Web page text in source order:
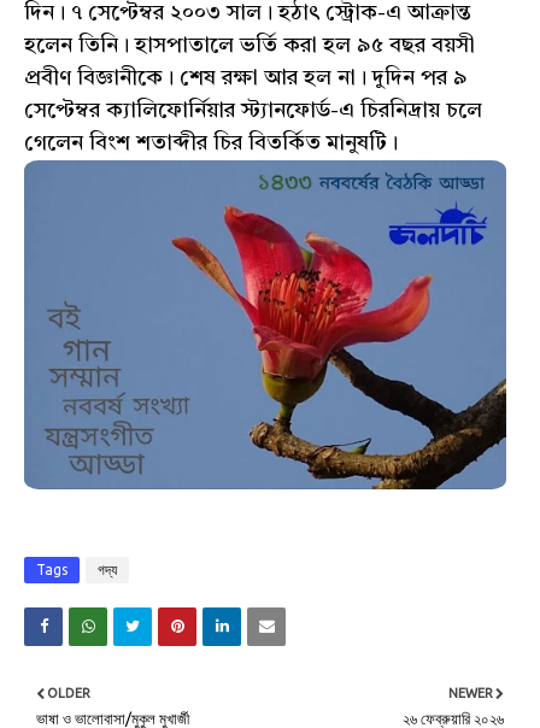
দিন। ৭ সেপ্টেম্বর ২০০৩ সাল। হঠাৎ স্ট্রোক-এ আক্রান্ত
হলেন তিনি। হাসপাতালে ভর্তি করা হল ৯৫ বছর বয়সী
প্রবীণ বিজ্ঞানীকে। শেষ রক্ষা আর হল না। দুদিন পর ৯
সেপ্টেম্বর ক্যালিফোর্নিয়ার স্ট্যানফোর্ড-এ চিরনিদ্রায় চলে
গেলেন বিংশ শতাব্দীর চির বিতর্কিত মানুষটি।
Tags গদ্য
NEWER
২৬ ফেব্রুয়ারি ২০২৬
OLDER
ভাষা ও ভালোবাসা/মুকুল মুখার্জী